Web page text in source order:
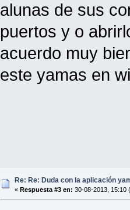
alunas de sus
puertos y o
acuerdo muy
este yamas en
Re: Re: Duda con la aplicación
« Respuesta #3 en: 30-08-2013, 15:10